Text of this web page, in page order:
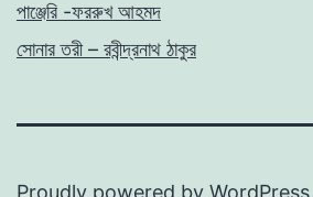
পাঞ্জেরি -ফররুখ আহমদ
সোনার তরী – রবীন্দ্রনাথ ঠাকুর
Proudly powered by WordPress